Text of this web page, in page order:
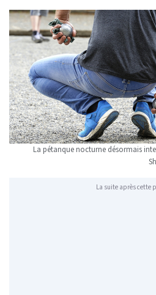
La pétanque nocturne désormais
La suite après cette